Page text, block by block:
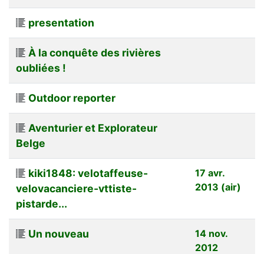
presentation
À la conquête des rivières
oubliées !
Outdoor reporter
Aventurier et Explorateur
Belge
kiki1848: velotaffeuse-
velovacanciere-vttiste-
pistarde...
17 avr.
2013 (air)
Un nouveau
14 nov.
2012